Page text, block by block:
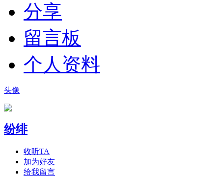
分享
留言板
个人资料
头像
纷绯
收听TA
加为好友
给我留言